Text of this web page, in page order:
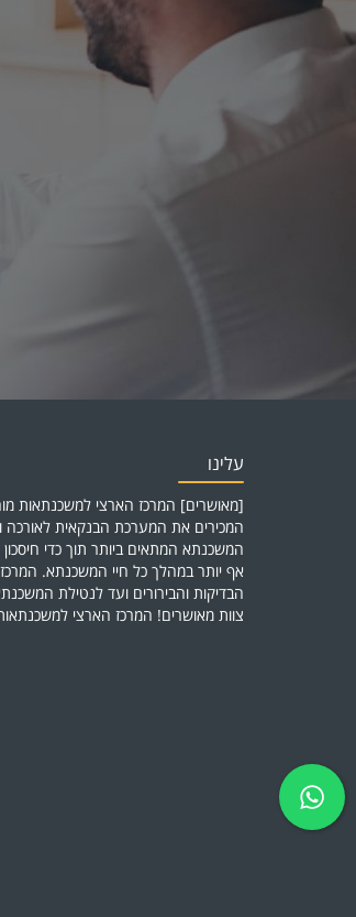
עלינו
[מאושרים] המרכז הארצי למשכנתאות
המכירים את המערכת הבנקאית לאורכה
המשכנתא המתאים ביותר תוך כדי
אף יותר במהלך כל חיי המשכנתא.
הבדיקות והבירורים ועד לנטילת
צוות מאושרים! המרכז הארצי למשכנתאות,